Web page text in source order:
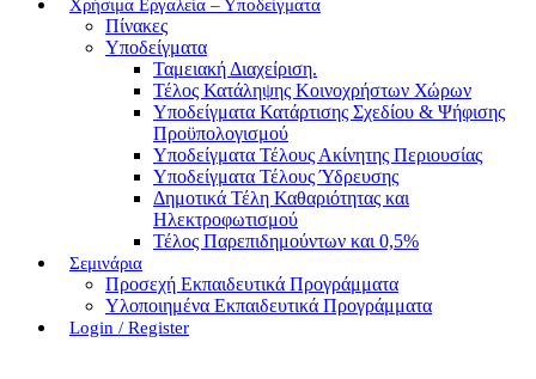
Χρήσιμα Εργαλεία – Υποδείγματα
Πίνακες
Υποδείγματα
Ταμειακή Διαχείριση.
Τέλος Κατάληψης Κοινοχρήστων Χώρων
Υποδείγματα Κατάρτισης Σχεδίου & Ψήφισης
Προϋπολογισμού
Υποδείγματα Τέλους Ακίνητης Περιουσίας
Υποδείγματα Τέλους Ύδρευσης
Δημοτικά Τέλη Καθαριότητας και
Ηλεκτροφωτισμού
Τέλος Παρεπιδημούντων και 0,5%
Σεμινάρια
Προσεχή Εκπαιδευτικά Προγράμματα
Υλοποιημένα Εκπαιδευτικά Προγράμματα
Login / Register